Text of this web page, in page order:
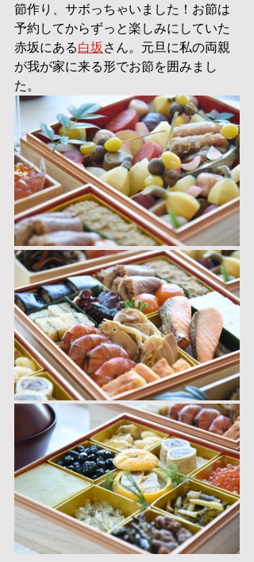
節作り、サボっちゃいました！お節は
予約してからずっと楽しみにしていた
赤坂にある白坂 さん。元旦に私の両親
が我が家に来る形でお節を囲みまし
た。